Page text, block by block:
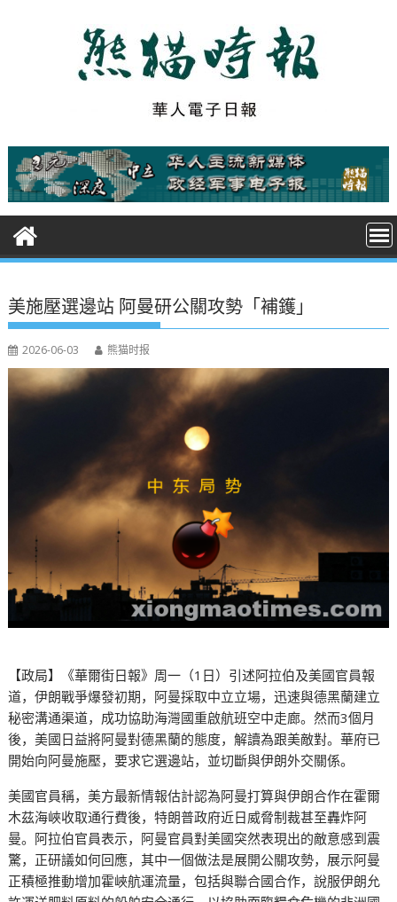
t
美施壓選邊站 阿曼研公關攻勢「補鑊」
2026-06-03 熊猫时报
【政局】《華爾街日報》周一（1日）引述阿拉伯及美國官員報
道，伊朗戰爭爆發初期，阿曼採取中立立場，迅速與德黑蘭建立
秘密溝通渠道，成功協助海灣國重啟航班空中走廊。然而3個月
後，美國日益將阿曼對德黑蘭的態度，解讀為跟美敵對。華府已
開始向阿曼施壓，要求它選邊站，並切斷與伊朗外交關係。
美國官員稱，美方最新情報估計認為阿曼打算與伊朗合作在霍爾
木茲海峽收取通行費後，特朗普政府近日威脅制裁甚至轟炸阿
曼。阿拉伯官員表示，阿曼官員對美國突然表現出的敵意感到震
驚，正研議如何回應，其中一個做法是展開公關攻勢，展示阿曼
正積極推動增加霍峽航運流量，包括與聯合國合作，說服伊朗允